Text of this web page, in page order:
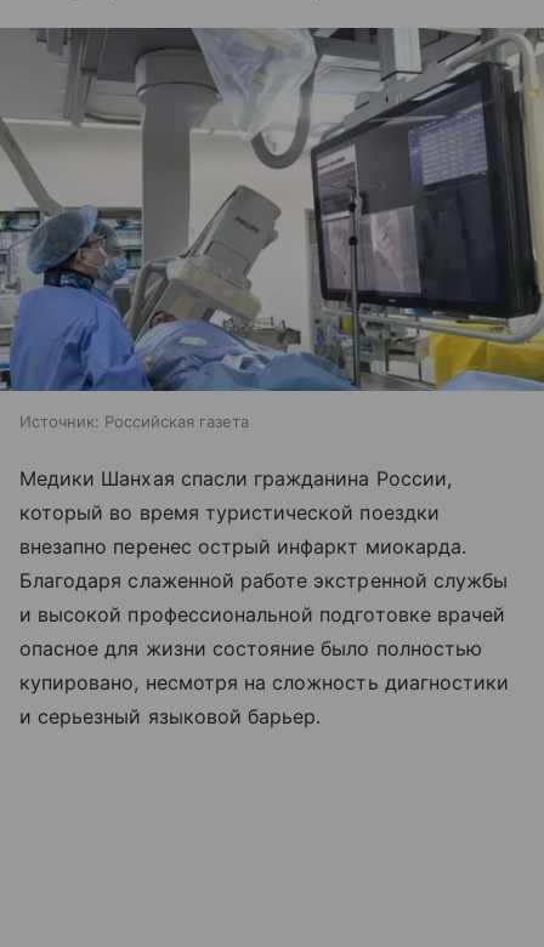
Источник: Российская газета
Медики Шанхая спасли гражданина России,
который во время туристической поездки
внезапно перенес острый инфаркт миокарда.
Благодаря слаженной работе экстренной службы
и высокой профессиональной подготовке врачей
опасное для жизни состояние было полностью
купировано, несмотря на сложность диагностики
и серьезный языковой барьер.